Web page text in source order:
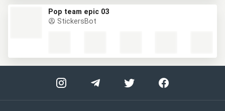
Pop team epic 03
StickersBot